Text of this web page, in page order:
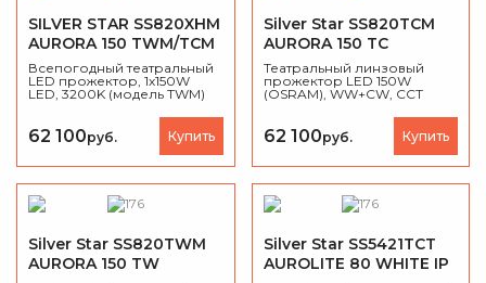
конвекция.
SILVER STAR SS820XHM
AURORA 150 TWМ/TCМ
Театральный
прожектор
заливающего света
Всепогодный театральный
LED прожектор, 1х150W
LED, 3200K (модель TWМ)
CRI ≥ 95Ra, CQS > 95, угол
раскрытия луча 16' (25'
опционально), IP65.
62 100руб. Купить
Silver Star SS820TCM
AURORA 150 TC
Театральный
прожектор
заливающего света
Театральный линзовый
прожектор LED 150W
(OSRAM), WW+CW, ССТ
опционально), DMX-512,
RDM, CRI> 95Ra, CQS>95,
IP65, вес 6,5 кг.
62 100руб. Купить
Silver Star SS820TWM
AURORA 150 TW
Silver Star SS5421TCT
AUROLITE 80 WHITE IP